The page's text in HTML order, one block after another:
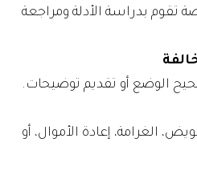
تقوم بدراسة الأدلة ومراجعة
الوضع أو تقديم توضيحات.
الغرامة، إعادة الأموال، أو